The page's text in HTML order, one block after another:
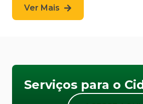
Ver Mais
Serviços para o